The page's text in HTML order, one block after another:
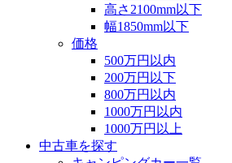
高さ2100mm以下
幅1850mm以下
価格
500万円以内
200万円以下
800万円以内
1000万円以内
1000万円以上
中古車を探す